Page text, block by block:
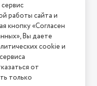
варочная поверхность
Напишите нам
У нас есть всё!
работы сайта и
кнопку «Согласен
Вы даете
cookie и
от
только